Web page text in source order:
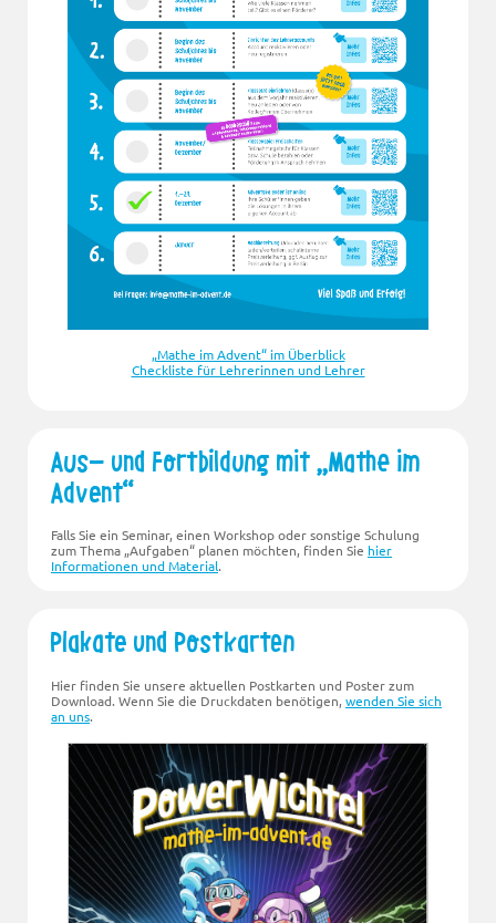
„Mathe im Advent“ im Überblick
Checkliste für Lehrerinnen und Lehrer
Aus- und Fortbildung mit „Mathe im
Advent“
Falls Sie ein Seminar, einen Workshop oder sonstige Schulung
zum Thema „Aufgaben“ planen möchten, finden Sie hier
Informationen und Material.
Plakate und Postkarten
Hier finden Sie unsere aktuellen Postkarten und Poster zum
Download. Wenn Sie die Druckdaten benötigen, wenden Sie sich
an uns.